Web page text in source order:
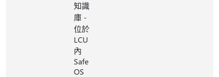
知識
庫 -
位於
LCU
內
Safe
OS